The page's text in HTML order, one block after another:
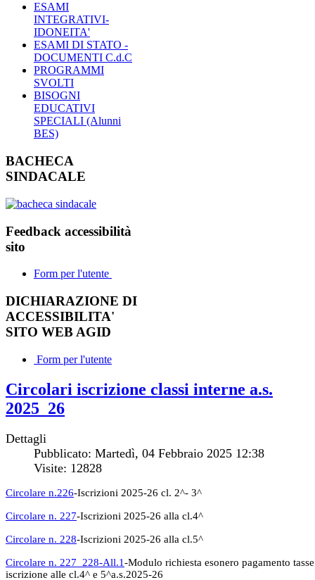
ESAMI
INTEGRATIVI-
IDONEITA'
ESAMI DI STATO -
DOCUMENTI C.d.C
PROGRAMMI
SVOLTI
BISOGNI
EDUCATIVI
SPECIALI (Alunni
BES)
BACHECA
SINDACALE
Feedback accessibilità
sito
Form per l'utente
DICHIARAZIONE DI
ACCESSIBILITA'
SITO WEB AGID
Form per l'utente
Circolari iscrizione classi interne a.s.
2025_26
Dettagli
Pubblicato: Martedì, 04 Febbraio 2025 12:38
Visite: 12828
Circolare n.226-Iscrizioni 2025-26 cl. 2^- 3^
Circolare n. 227-Iscrizioni 2025-26 alla cl.4^
Circolare n. 228-Iscrizioni 2025-26 alla cl.5^
Circolare n. 227_228-All.1-Modulo richiesta esonero pagamento tasse
iscrizione alle cl.4^ e 5^a.s.2025-26